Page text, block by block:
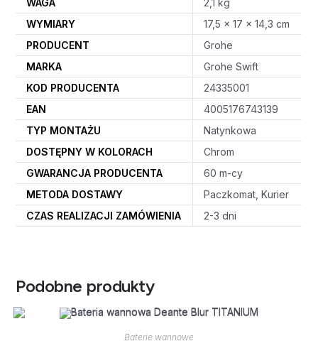
WAGA
2,1 kg
WYMIARY
17,5 × 17 × 14,3 cm
PRODUCENT
Grohe
MARKA
Grohe Swift
KOD PRODUCENTA
24335001
EAN
4005176743139
TYP MONTAŻU
Natynkowa
DOSTĘPNY W KOLORACH
Chrom
GWARANCJA PRODUCENTA
60 m-cy
METODA DOSTAWY
Paczkomat, Kurier
CZAS REALIZACJI ZAMÓWIENIA
2-3 dni
Podobne produkty
Baterie wannowe